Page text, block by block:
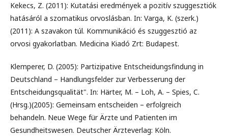
Kekecs, Z. (2011): Kutatási eredmények a pozitív szuggesztiók
hatásáról a szomatikus orvoslásban. In: Varga, K. (szerk.)
(2011): A szavakon túl. Kommunikáció és szuggesztió az
orvosi gyakorlatban. Medicina Kiadó Zrt: Budapest.
Klemperer, D. (2005): Partizipative Entscheidungsfindung in
Deutschland – Handlungsfelder zur Verbesserung der
Entscheidungsqualität". In: Härter, M. – Loh, A. – Spies, C.
(Hrsg.)(2005): Gemeinsam entscheiden – erfolgreich
behandeln. Neue Wege für Ärzte und Patienten im
Gesundheitswesen. Deutscher Ärzteverlag: Köln.